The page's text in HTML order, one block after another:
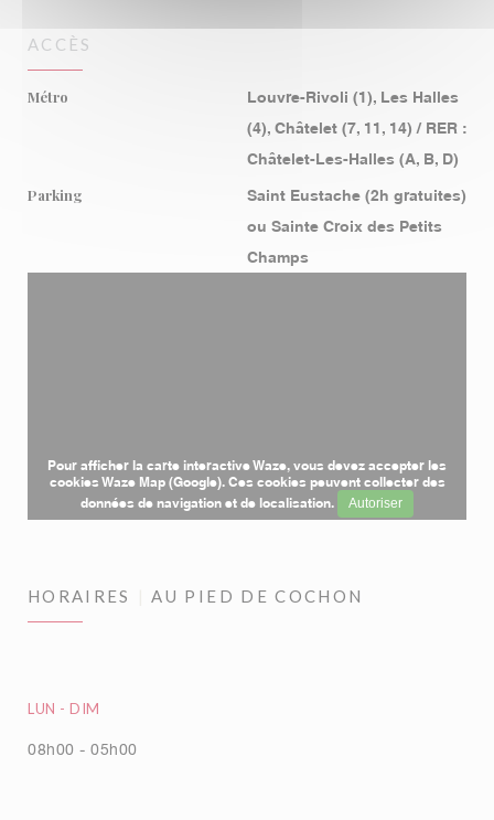
ACCÈS
Métro
Louvre-Rivoli (1), Les Halles
(4), Châtelet (7, 11, 14) / RER :
Châtelet-Les-Halles (A, B, D)
Parking
Saint Eustache (2h gratuites)
ou Sainte Croix des Petits
Champs
Pour afficher la carte interactive Waze, vous devez accepter les
cookies Waze Map (Google). Ces cookies peuvent collecter des
données de navigation et de localisation.
Autoriser
HORAIRES AU PIED DE COCHON
LUN - DIM
08h00 - 05h00